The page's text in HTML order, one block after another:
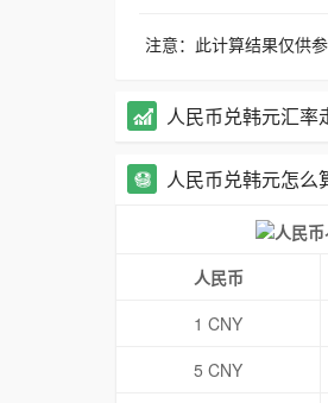
注意：此计算结果仅供
人民币兑韩元汇率
人民币兑韩元怎么
人民币
1 CNY
5 CNY